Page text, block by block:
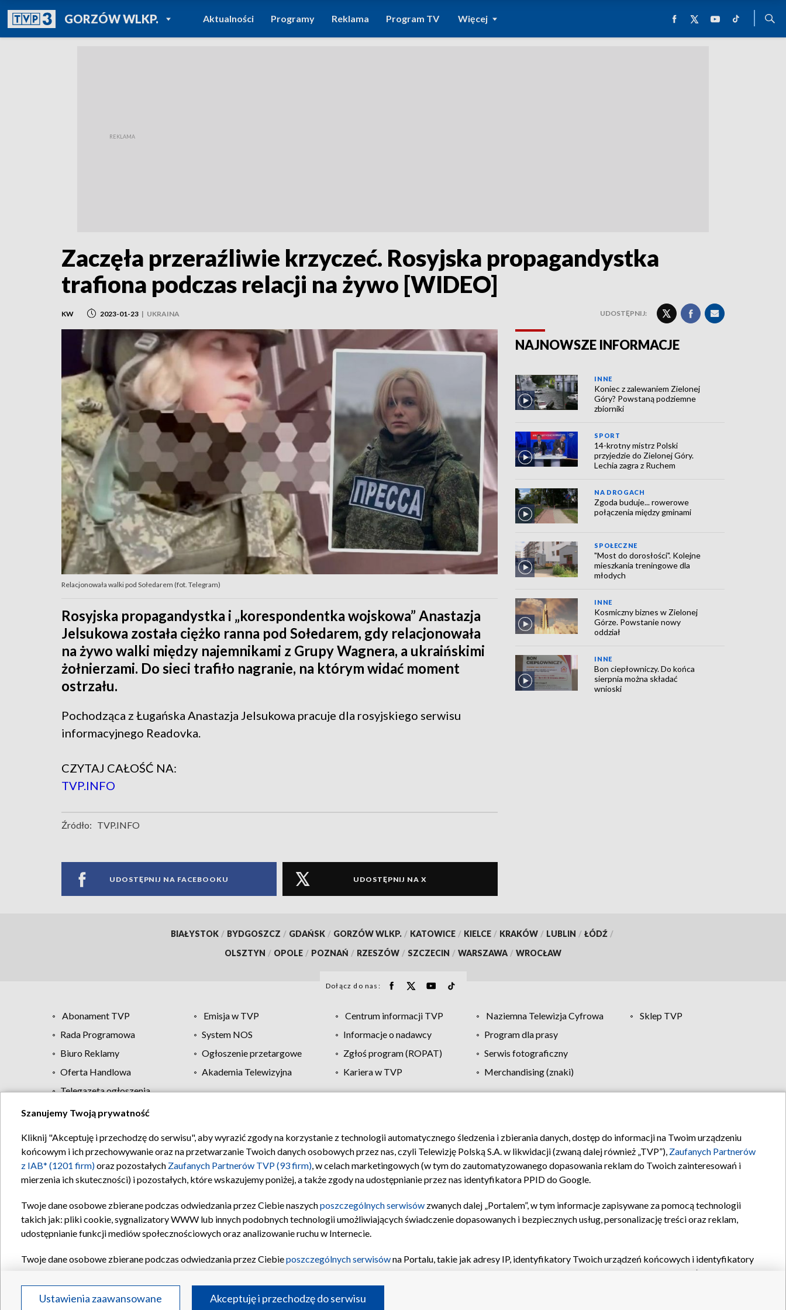
GORZÓW WLKP.POWRÓT DO
TVP REGIONY
Aktualności Programy Reklama Program TV Więcej
Zaczęła przeraźliwie krzyczeć. Rosyjska propagandystka
trafiona podczas relacji na żywo [WIDEO]
KW 2023-01-23 | UKRAINA UDOSTĘPNIJ:
Relacjonowała walki pod Sołedarem (fot. Telegram)
Rosyjska propagandystka i „korespondentka wojskowa” Anastazja
Jelsukowa została ciężko ranna pod Sołedarem, gdy relacjonowała
na żywo walki między najemnikami z Grupy Wagnera, a ukraińskimi
żołnierzami. Do sieci trafiło nagranie, na którym widać moment
ostrzału.
Pochodząca z Ługańska Anastazja Jelsukowa pracuje dla rosyjskiego serwisu
informacyjnego Readovka.
CZYTAJ CAŁOŚĆ NA:
TVP.INFO
Źródło: TVP.INFO
UDOSTĘPNIJ NA FACEBOOKU UDOSTĘPNIJ NA X
NAJNOWSZE INFORMACJE
INNE
Koniec z zalewaniem Zielonej
Góry? Powstaną podziemne
zbiorniki
SPORT
14-krotny mistrz Polski
przyjedzie do Zielonej Góry.
Lechia zagra z Ruchem
NA DROGACH
Zgoda buduje... rowerowe
połączenia między gminami
SPOŁECZNE
"Most do dorosłości". Kolejne
mieszkania treningowe dla
młodych
INNE
Kosmiczny biznes w Zielonej
Górze. Powstanie nowy
oddział
INNE
Bon ciepłowniczy. Do końca
sierpnia można składać
wnioski
BIAŁYSTOK / BYDGOSZCZ / GDAŃSK / GORZÓW WLKP. / KATOWICE / KIELCE / KRAKÓW / LUBLIN / ŁÓDŹ /
OLSZTYN / OPOLE / POZNAŃ / RZESZÓW / SZCZECIN / WARSZAWA / WROCŁAW
Dołącz do nas:
Abonament TVP Emisja w TVP Centrum informacji TVP Naziemna Telewizja Cyfrowa
Sklep TVP
Rada Programowa
System NOS Informacje o nadawcy
Program dla prasy
Biuro Reklamy
Ogłoszenie przetargowe Zgłoś program (ROPAT)
Serwis fotograficzny
Oferta Handlowa
Akademia Telewizyjna Kariera w TVP
Merchandising (znaki)
Telegazeta ogłoszenia
Regulamin TVP Polityka prywatności Moje zgody Pomoc Biuro reklamy Kontakt
Szanujemy Twoją prywatność
Kliknij "Akceptuję i przechodzę do serwisu", aby wyrazić zgody na korzystanie z technologii automatycznego śledzenia i zbierania danych, dostęp do informacji na Twoim urządzeniu
końcowym i ich przechowywanie oraz na przetwarzanie Twoich danych osobowych przez nas, czyli Telewizję Polską S.A. w likwidacji (zwaną dalej również „TVP”), Zaufanych Partnerów
z IAB* (1201 firm)oraz pozostałych Zaufanych Partnerów TVP (93 firm), w celach marketingowych (w tym do zautomatyzowanego dopasowania reklam do Twoich zainteresowań i
mierzenia ich skuteczności) i pozostałych, które wskazujemy poniżej, a także zgody na udostępnianie przez nas identyfikatora PPID do Google.
Twoje dane osobowe zbierane podczas odwiedzania przez Ciebie naszychposzczególnych serwisów zwanych dalej „Portalem”, w tym informacje zapisywane za pomocą technologii
takich jak: pliki cookie, sygnalizatory WWW lub innych podobnych technologii umożliwiających świadczenie dopasowanych i bezpiecznych usług, personalizację treści oraz reklam,
udostępnianie funkcji mediów społecznościowych oraz analizowanie ruchu w Internecie.
Twoje dane osobowe zbierane podczas odwiedzania przez Ciebieposzczególnych serwisówna Portalu, takie jak adresy IP, identyfikatory Twoich urządzeń końcowych i identyfikatory
oraz pozostałych
Partnerów TVPdla realizacji następujących celów i funkcji: przechowywania informacji na urządzeniu lub dostęp do nich, wyboru podstawowych reklam, wyboru spersonalizowanych
reklam, tworzenia profilu spersonalizowanych reklam, tworzenia profilu spersonalizowanych treści, wyboru spersonalizowanych treści, pomiaru wydajności reklam, pomiaru wydajności
Ustawienia zaawansowane Akceptuję i przechodzę do serwisu